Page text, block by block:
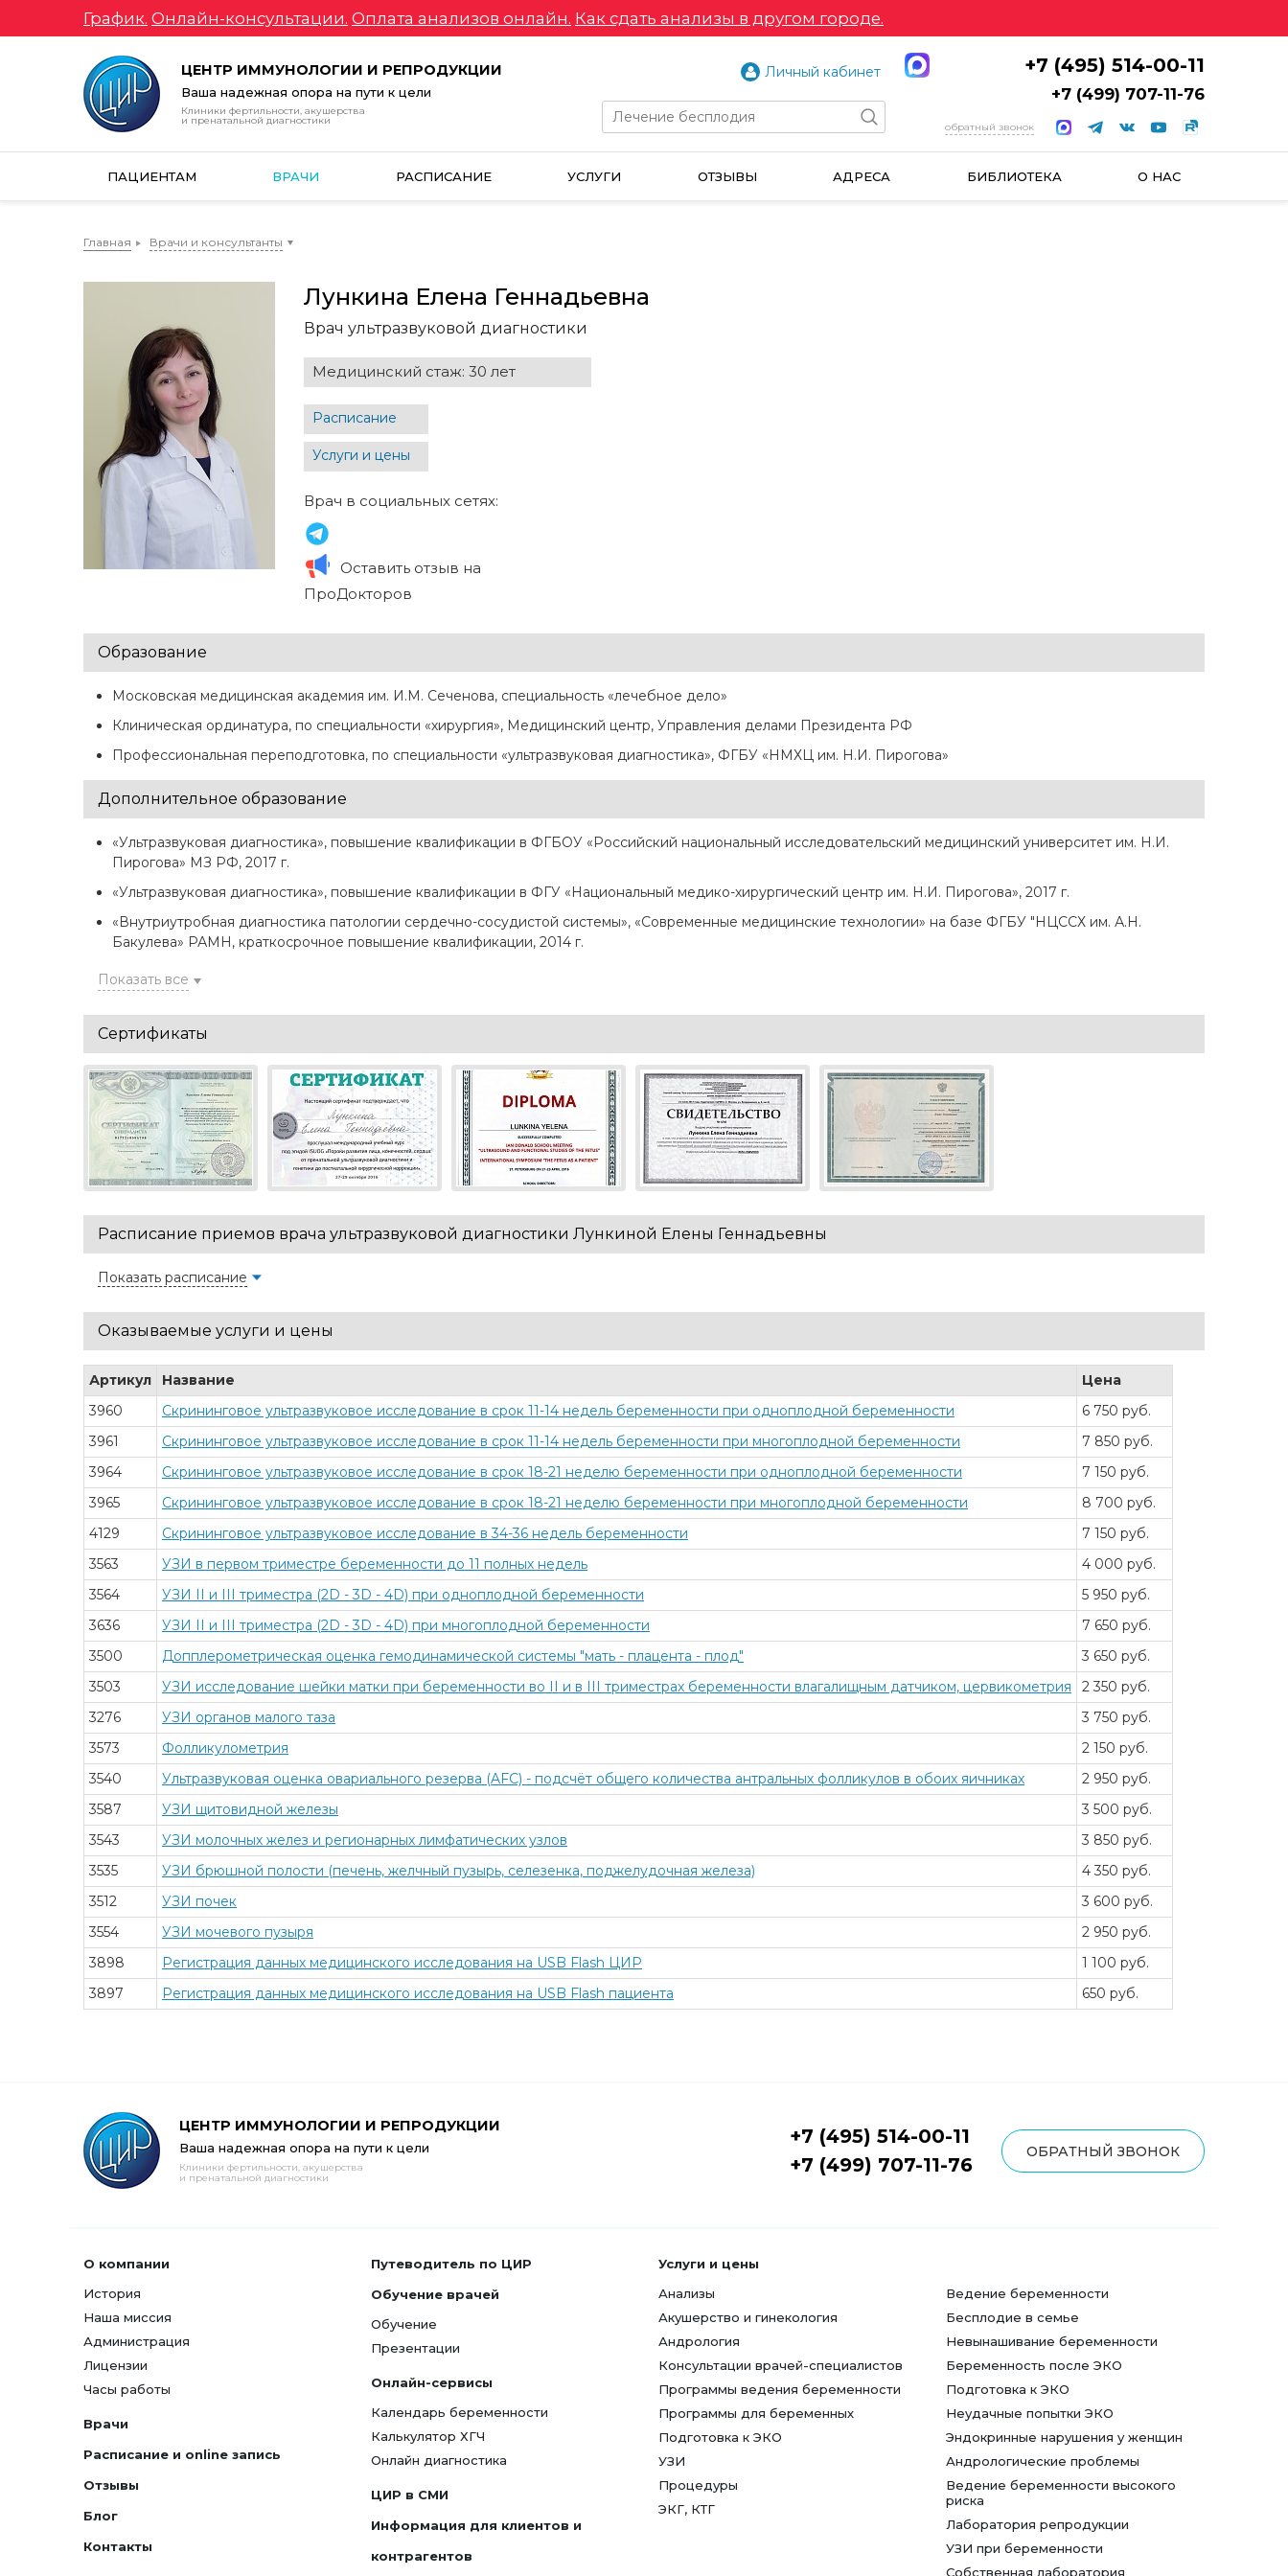
График. Онлайн-консультации. Оплата анализов онлайн. Как сдать анализы в другом городе.
ЦЕНТР ИММУНОЛОГИИ И РЕПРОДУКЦИИ
Ваша надежная опора на пути к цели
Клиники фертильности, акушерства
и пренатальной диагностики
Личный кабинет +7 (495) 514-00-11
+7 (499) 707-11-76
обратный звонок
ПАЦИЕНТАМ ВРАЧИ РАСПИСАНИЕ УСЛУГИ ОТЗЫВЫ АДРЕСА БИБЛИОТЕКА О НАС
Главная Врачи и консультанты
Лункина Елена Геннадьевна
Врач ультразвуковой диагностики
Медицинский стаж: 30 лет
Расписание
Услуги и цены
Врач в социальных сетях:
Оставить отзыв на
ПроДокторов
Образование
Московская медицинская академия им. И.М. Сеченова, специальность «лечебное дело»
Клиническая ординатура, по специальности «хирургия», Медицинский центр, Управления делами Президента РФ
Профессиональная переподготовка, по специальности «ультразвуковая диагностика», ФГБУ «НМХЦ им. Н.И. Пирогова»
Дополнительное образование
«Ультразвуковая диагностика», повышение квалификации в ФГБОУ «Российский национальный исследовательский медицинский университет им. Н.И.
Пирогова» МЗ РФ, 2017 г.
«Ультразвуковая диагностика», повышение квалификации в ФГУ «Национальный медико-хирургический центр им. Н.И. Пирогова», 2017 г.
«Внутриутробная диагностика патологии сердечно-сосудистой системы», «Современные медицинские технологии» на базе ФГБУ "НЦССХ им. А.Н.
Бакулева» РАМН, краткосрочное повышение квалификации, 2014 г.
Показать все
Сертификаты
Расписание приемов врача ультразвуковой диагностики Лункиной Елены Геннадьевны
Показать расписание
Оказываемые услуги и цены
Артикул Название
Цена
3960
Скрининговое ультразвуковое исследование в срок 11-14 недель беременности при одноплодной беременности
6 750 руб.
3961
Скрининговое ультразвуковое исследование в срок 11-14 недель беременности при многоплодной беременности
7 850 руб.
3964
Скрининговое ультразвуковое исследование в срок 18-21 неделю беременности при одноплодной беременности
7 150 руб.
3965
Скрининговое ультразвуковое исследование в срок 18-21 неделю беременности при многоплодной беременности
8 700 руб.
4129
Скрининговое ультразвуковое исследование в 34-36 недель беременности
7 150 руб.
3563
УЗИ в первом триместре беременности до 11 полных недель
4 000 руб.
3564
УЗИ II и III триместра (2D - 3D - 4D) при одноплодной беременности
5 950 руб.
3636
УЗИ II и III триместра (2D - 3D - 4D) при многоплодной беременности
7 650 руб.
3500
Допплерометрическая оценка гемодинамической системы "мать - плацента - плод"
3 650 руб.
3503
УЗИ исследование шейки матки при беременности во II и в III триместрах беременности влагалищным датчиком, цервикометрия
2 350 руб.
3276
УЗИ органов малого таза
3 750 руб.
3573
Фолликулометрия
2 150 руб.
3540
Ультразвуковая оценка овариального резерва (AFC) - подсчёт общего количества антральных фолликулов в обоих яичниках
2 950 руб.
3587
УЗИ щитовидной железы
3 500 руб.
3543
УЗИ молочных желез и регионарных лимфатических узлов
3 850 руб.
3535
УЗИ брюшной полости (печень, желчный пузырь, селезенка, поджелудочная железа)
4 350 руб.
3512
УЗИ почек
3 600 руб.
3554
УЗИ мочевого пузыря
2 950 руб.
3898
Регистрация данных медицинского исследования на USB Flash ЦИР
1 100 руб.
3897
Регистрация данных медицинского исследования на USB Flash пациента 650 руб.
ЦЕНТР ИММУНОЛОГИИ И РЕПРОДУКЦИИ
Ваша надежная опора на пути к цели
Клиники фертильности, акушерства
и пренатальной диагностики
+7 (495) 514-00-11
+7 (499) 707-11-76
ОБРАТНЫЙ ЗВОНОК
О компании
История
Наша миссия
Администрация
Лицензии
Часы работы
Врачи
Расписание и online запись
Отзывы
Блог
Контакты
Путеводитель по ЦИР
Обучение врачей
Обучение
Презентации
Онлайн-сервисы
Календарь беременности
Калькулятор ХГЧ
Онлайн диагностика
ЦИР в СМИ
Информация для клиентов и
контрагентов
Услуги и цены
Анализы
Акушерство и гинекология
Андрология
Консультации врачей-специалистов
Программы ведения беременности
Программы для беременных
Подготовка к ЭКО
УЗИ
Процедуры
ЭКГ, КТГ
Ведение беременности
Бесплодие в семье
Невынашивание беременности
Беременность после ЭКО
Подготовка к ЭКО
Неудачные попытки ЭКО
Эндокринные нарушения у женщин
Андрологические проблемы
Ведение беременности высокого
риска
Лаборатория репродукции
УЗИ при беременности
Собственная лаборатория